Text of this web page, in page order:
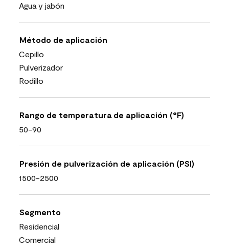
Agua y jabón
Método de aplicación
Cepillo
Pulverizador
Rodillo
Rango de temperatura de aplicación (°F)
50-90
Presión de pulverización de aplicación (PSI)
1500-2500
Segmento
Residencial
Comercial